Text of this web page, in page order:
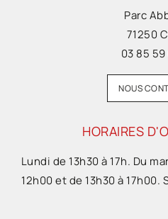
Parc
71250
03 85 59
NOUS
HORAIRES
Lundi de 13h30 à 17h. Du
12h00 et de 13h30 à 17h00.